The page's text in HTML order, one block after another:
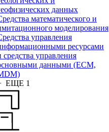
данных
математического и
моделирования
управления
ресурсами
средства управления
данными (ECM,
ЕЩЕ 1